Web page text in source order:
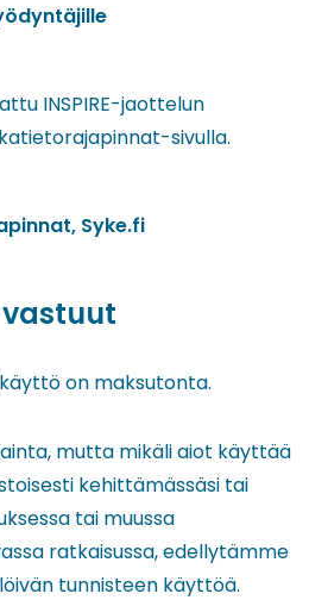
INSPIRE-jaottelun
sivulla.
Syke.fi
on maksutonta.
mutta mikäli aiot käyttää
kehittämässäsi tai
tai muussa
ratkaisussa, edellytämme
tunnisteen käyttöä.